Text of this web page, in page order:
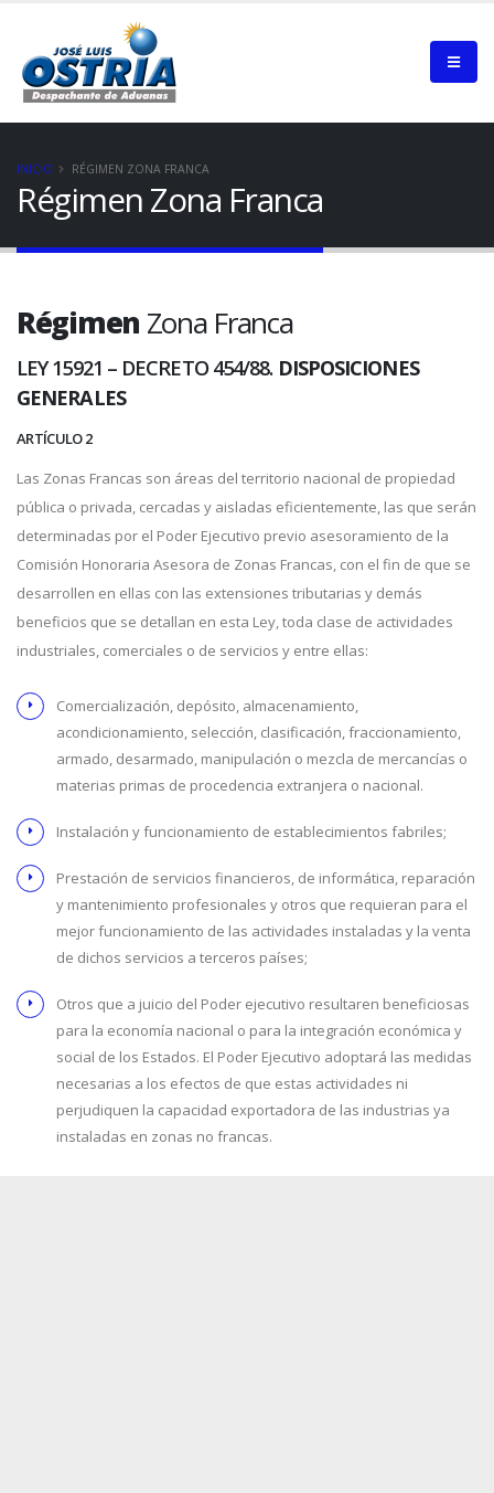
INICIO RÉGIMEN ZONA FRANCA
Régimen Zona Franca
Régimen Zona Franca
LEY 15921 – DECRETO 454/88. DISPOSICIONES
GENERALES
ARTÍCULO 2
Las Zonas Francas son áreas del territorio nacional de propiedad
pública o privada, cercadas y aisladas eficientemente, las que serán
determinadas por el Poder Ejecutivo previo asesoramiento de la
Comisión Honoraria Asesora de Zonas Francas, con el fin de que se
desarrollen en ellas con las extensiones tributarias y demás
beneficios que se detallan en esta Ley, toda clase de actividades
industriales, comerciales o de servicios y entre ellas:
Comercialización, depósito, almacenamiento,
acondicionamiento, selección, clasificación, fraccionamiento,
armado, desarmado, manipulación o mezcla de mercancías o
materias primas de procedencia extranjera o nacional.
Instalación y funcionamiento de establecimientos fabriles;
Prestación de servicios financieros, de informática, reparación
y mantenimiento profesionales y otros que requieran para el
mejor funcionamiento de las actividades instaladas y la venta
de dichos servicios a terceros países;
Otros que a juicio del Poder ejecutivo resultaren beneficiosas
para la economía nacional o para la integración económica y
social de los Estados. El Poder Ejecutivo adoptará las medidas
necesarias a los efectos de que estas actividades ni
perjudiquen la capacidad exportadora de las industrias ya
instaladas en zonas no francas.